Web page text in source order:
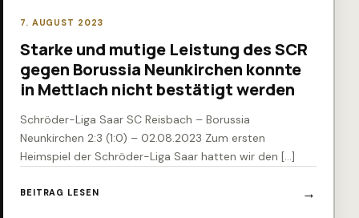
7. AUGUST 2023
Starke und mutige Leistung des SCR
gegen Borussia Neunkirchen konnte
in Mettlach nicht bestätigt werden
Schröder-Liga Saar SC Reisbach – Borussia
Neunkirchen 2:3 (1:0) – 02.08.2023 Zum ersten
Heimspiel der Schröder-Liga Saar hatten wir den […]
BEITRAG LESEN